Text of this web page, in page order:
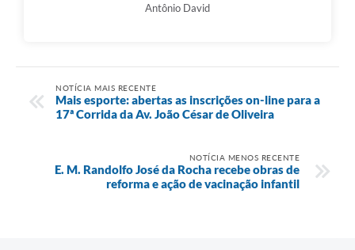
Antônio David
NOTÍCIA MAIS RECENTE
Mais esporte: abertas as inscrições on-line para a
17ª Corrida da Av. João César de Oliveira
NOTÍCIA MENOS RECENTE
E. M. Randolfo José da Rocha recebe obras de
reforma e ação de vacinação infantil